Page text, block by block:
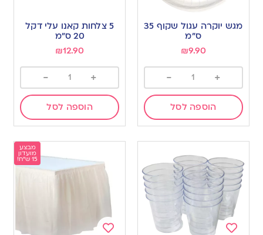
to
wishlist
מגש יוקרה עגול שקוף 35
ס”מ
₪9.90
+
-
הוספה לסל
to
wishlist
5 צלחות קאנו עלי דקל
20 ס”מ
₪12.90
+
-
הוספה לסל
מבצע
מועדון
15 ש"ח!